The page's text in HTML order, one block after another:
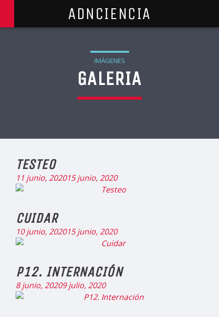
ADNCIENCIA
IMÁGENES
GALERIA
TESTEO
11 junio, 202015 junio, 2020
CUIDAR
10 junio, 202015 junio, 2020
P12. INTERNACIÓN
8 junio, 20209 julio, 2020